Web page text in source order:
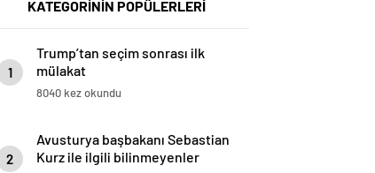
1
mülakat
8040 kez okundu
2
Kurz ile ilgili bilinmeyenler
5049 kez okundu